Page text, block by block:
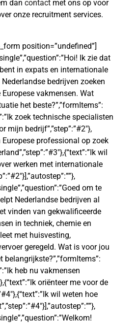
dan contact met ons op voor
onze recruitment services.
position=”undefined”]
Ik zie dat
in expats en internationale
bedrijven zoeken
vakmensen. Wat
het beste?”,”formItems”:
zoek technische specialisten
mijn bedrijf”,”step”:”#2″},
Europese professional op zoek
wil
werken met internationale
om te
Nederlandse bedrijven al
vinden van gekwalificeerde
in techniek, chemie en
met huisvesting,
geregeld. Wat is voor jou
heb nu vakmensen
oriënteer me voor de
wil weten hoe